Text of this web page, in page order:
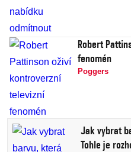
Robert
fenomén
Poggers
Jak vybrat
Tohle je